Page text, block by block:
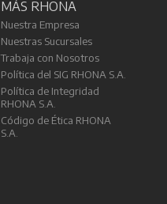
MÁS RHONA
Nuestra Empresa
Nuestras Sucursales
Trabaja con Nosotros
Política del SIG RHONA S.A.
Política de Integridad
RHONA S.A.
Código de Ética RHONA
S.A.